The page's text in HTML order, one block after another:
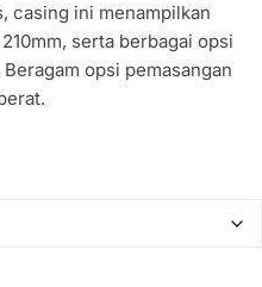
casing ini menampilkan
serta berbagai opsi
opsi pemasangan